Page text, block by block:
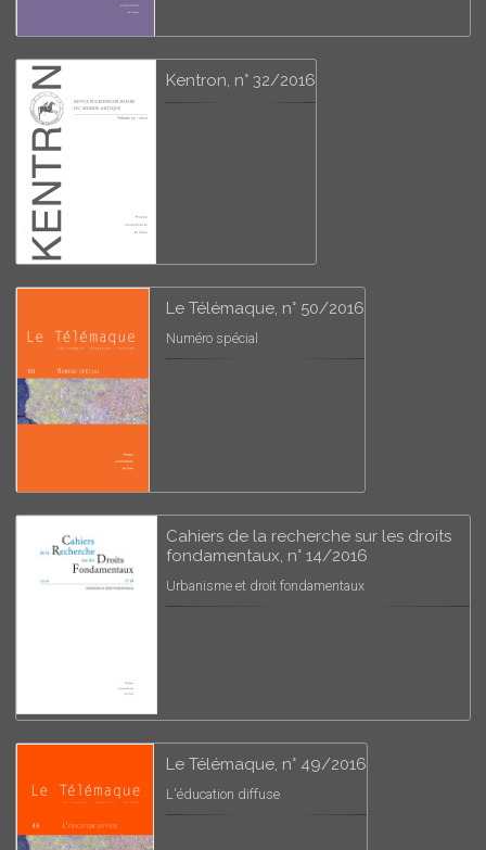
Kentron, n° 32/2016
Le Télémaque, n° 50/2016
Numéro spécial
Cahiers de la recherche sur les droits
fondamentaux, n° 14/2016
Urbanisme et droit fondamentaux
Le Télémaque, n° 49/2016
L'éducation diffuse